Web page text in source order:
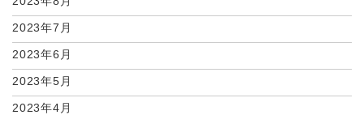
2023年7月
2023年6月
2023年5月
2023年4月